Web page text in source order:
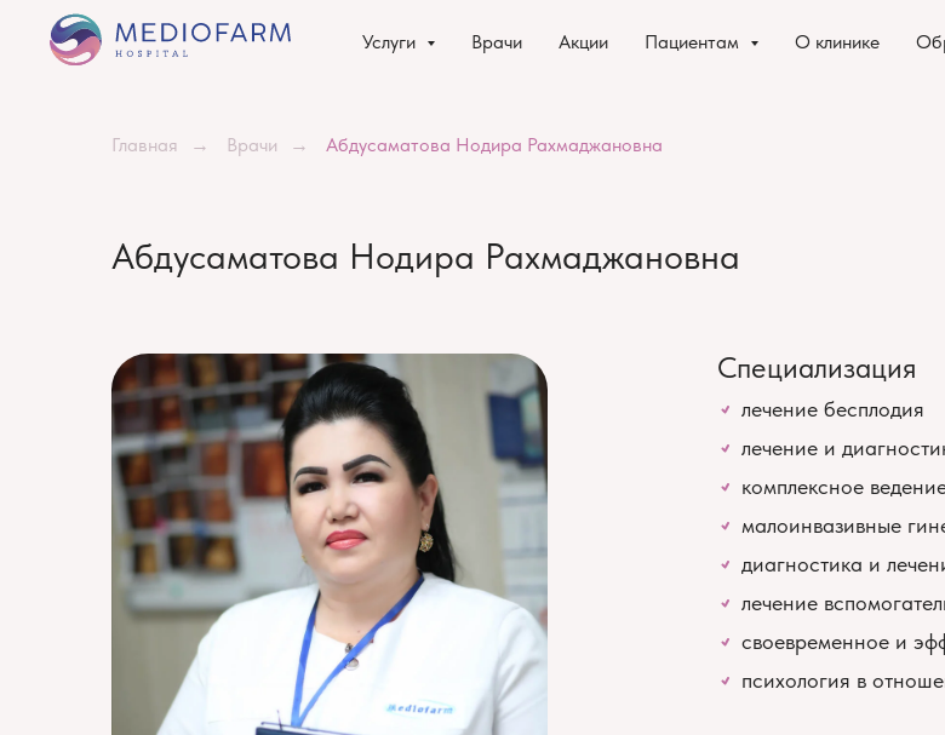
Услуги Врачи Акции Пациентам О клинике
Главная → Врачи → Абдусаматова Нодира Рахмаджановна
Абдусаматова Нодира Рахмаджановна
Специализация
лечение бесплодия
лечение и
комплексное
малоинвазивные
диагностика и
лечение
своевременное и
психология в